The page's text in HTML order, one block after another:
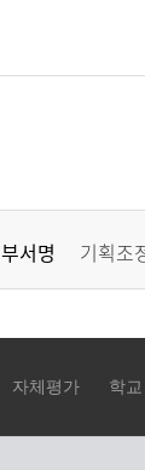
부서명 기획조
자체평가 학